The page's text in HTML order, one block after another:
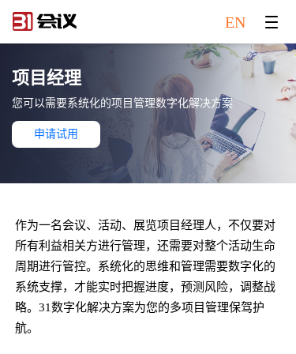
EN
项目经理
您可以需要系统化的项目管理数字化解决方案
申请试用
作为一名会议、活动、展览项目经理人，不仅要对
所有利益相关方进行管理，还需要对整个活动生命
周期进行管控。系统化的思维和管理需要数字化的
系统支撑，才能实时把握进度，预测风险，调整战
略。31数字化解决方案为您的多项目管理保驾护
航。